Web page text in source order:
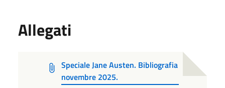
Allegati
Speciale Jane Austen. Bibliografia
novembre 2025.